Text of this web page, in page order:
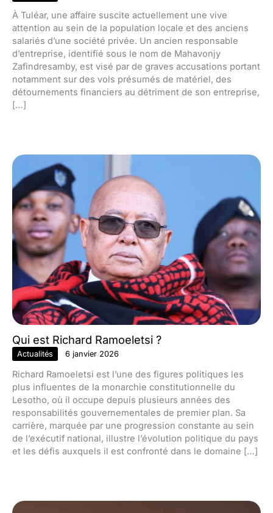
À Tuléar, une affaire suscite actuellement une vive
attention au sein de la population locale et des anciens
salariés d’une société privée. Un ancien responsable
d’entreprise, identifié sous le nom de Mahavonjy
Zafindresamby, est visé par de graves accusations portant
notamment sur des vols présumés de matériel, des
détournements financiers au détriment de son entreprise,
[…]
Qui est Richard Ramoeletsi ?
Actualités 6 janvier 2026
Richard Ramoeletsi est l’une des figures politiques les
plus influentes de la monarchie constitutionnelle du
Lesotho, où il occupe depuis plusieurs années des
responsabilités gouvernementales de premier plan. Sa
carrière, marquée par une progression constante au sein
de l’exécutif national, illustre l’évolution politique du pays
et les défis auxquels il est confronté dans le domaine […]